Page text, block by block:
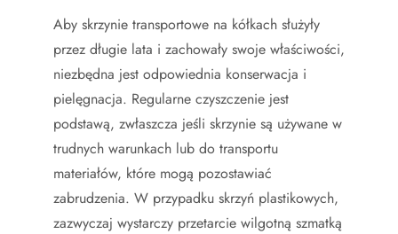
Aby skrzynie transportowe na kółkach służyły
przez długie lata i zachowały swoje właściwości,
niezbędna jest odpowiednia konserwacja i
pielęgnacja. Regularne czyszczenie jest
podstawą, zwłaszcza jeśli skrzynie są używane w
trudnych warunkach lub do transportu
materiałów, które mogą pozostawiać
zabrudzenia. W przypadku skrzyń plastikowych,
zazwyczaj wystarczy przetarcie wilgotną szmatką